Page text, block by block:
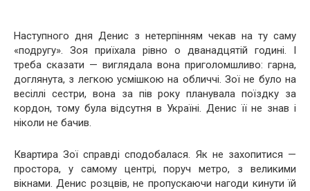
Наступного дня Денис з нетерпінням чекав на ту саму
«подругу». Зоя приїхала рівно о дванадцятій годині. І
треба сказати — виглядала вона приголомшливо: гарна,
доглянута, з легкою усмішкою на обличчі. Зої не було на
весіллі сестри, вона за пів року планувала поїздку за
кордон, тому була відсутня в Україні. Денис її не знав і
ніколи не бачив.
Квартира Зої справді сподобалася. Як не захопитися —
простора, у самому центрі, поруч метро, з великими
вікнами. Денис розцвів, не пропускаючи нагоди кинути їй